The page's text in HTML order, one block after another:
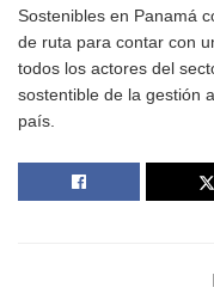
Sostenibles en Panamá
de ruta para contar con
todos los actores del
sostentible de la gestión
país.